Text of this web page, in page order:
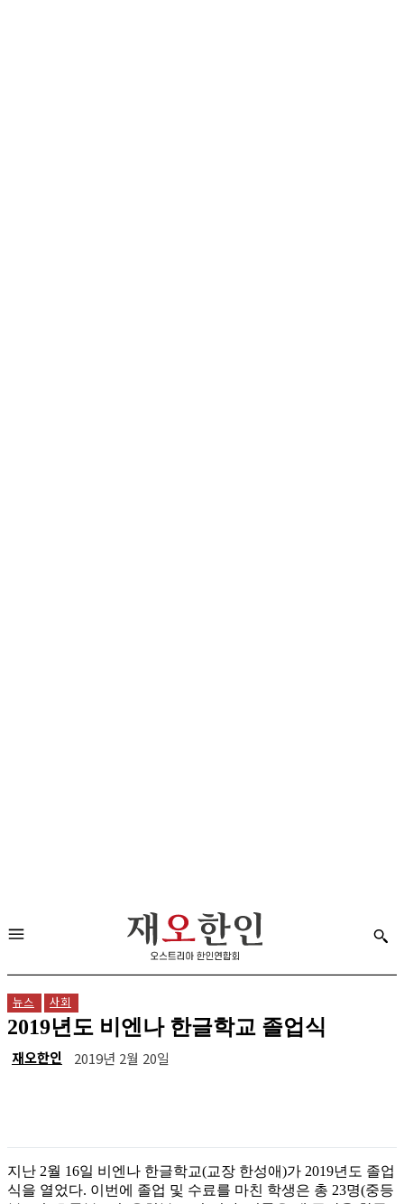
뉴스 사회
2019년도 비엔나 한글학교 졸업식
재오한인 2019년 2월 20일
지난 2월 16일 비엔나 한글학교(교장 한성애)가 2019년도 졸업
식을 열었다. 이번에 졸업 및 수료를 마친 학생은 총 23명(중등